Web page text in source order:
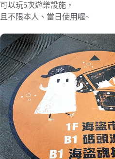
可以玩5次遊樂設施，
且不限本人、當日使用喔~